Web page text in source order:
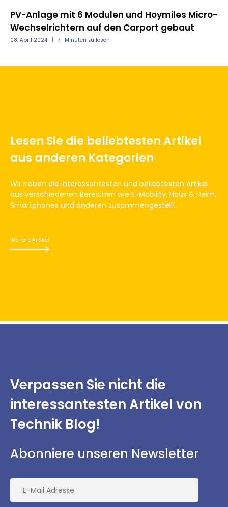
Lesen Sie die beliebtesten Artikel
aus anderen Kategorien
Wir haben die interessantesten und beliebtesten Artikel
aus verschiedenen Bereichen wie E-Mobility, Haus & Heim,
Smartphones und anderen zusammengestellt.
Weitere Artikel
PV-Anlage mit 6 Modulen und Hoymiles Micro-
Wechselrichtern auf den Carport gebaut
08. April 2024 7 Minuten zu lesen
Verpassen Sie nicht die
interessantestenArtikel von
Technik Blog!
Abonniere unseren Newsletter